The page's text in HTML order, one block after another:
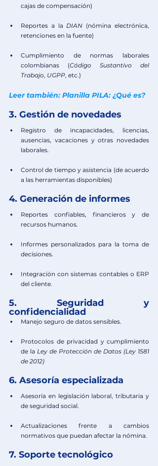
cajas de compensación)
Reportes a la DIAN (nómina electrónica,
retenciones en la fuente)
Cumplimiento de normas laborales
colombianas (Código Sustantivo del
Trabajo, UGPP, etc.)
Leer también: Planilla PILA: ¿Qué es?
3. Gestión de novedades
Registro de incapacidades, licencias,
ausencias, vacaciones y otras novedades
laborales.
Control de tiempo y asistencia (de acuerdo
a las herramientas disponibles)
4. Generación de informes
Reportes confiables, financieros y de
recursos humanos.
Informes personalizados para la toma de
decisiones.
Integración con sistemas contables o ERP
del cliente.
5. Seguridad y
confidencialidad
Manejo seguro de datos sensibles.
Protocolos de privacidad y cumplimiento
de la Ley de Protección de Datos (Ley 1581
de 2012)
6. Asesoría especializada
Asesoría en legislación laboral, tributaria y
de seguridad social.
Actualizaciones frente a cambios
normativos que puedan afectar la nómina.
7. Soporte tecnológico